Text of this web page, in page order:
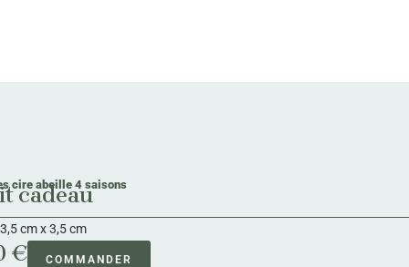
cire abeille 4 saisons
cadeau
cm x 3,5 cm
€ COMMANDER